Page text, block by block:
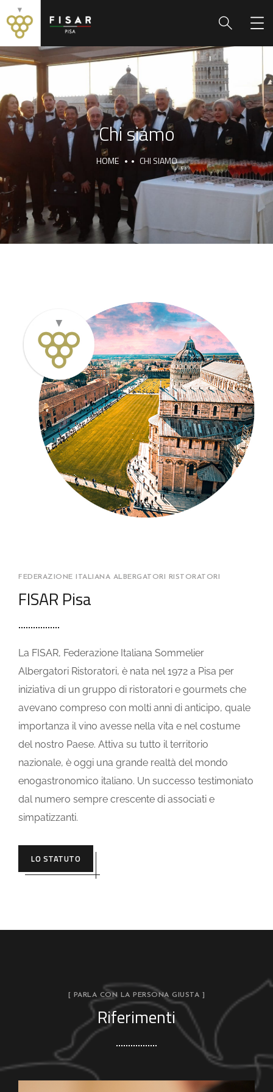
Chi siamo
HOME CHI SIAMO
FEDERAZIONE ITALIANA ALBERGATORI RISTORATORI
FISAR Pisa
La FISAR, Federazione Italiana Sommelier
Albergatori Ristoratori, è nata nel 1972 a Pisa per
iniziativa di un gruppo di ristoratori e gourmets che
avevano compreso con molti anni di anticipo, quale
importanza il vino avesse nella vita e nel costume
del nostro Paese. Attiva su tutto il territorio
nazionale, è oggi una grande realtà del mondo
enogastronomico italiano. Un successo testimoniato
dal numero sempre crescente di associati e
simpatizzanti.
LO STATUTO
[ PARLA CON LA PERSONA GIUSTA ]
Riferimenti